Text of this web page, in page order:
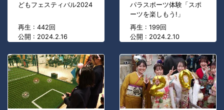
どもフェスティバル2024
再生 : 442回
公開 : 2024.2.16
パラスポーツ体験「スポ
ーツを楽しもう!」
再生 : 199回
公開 : 2024.2.10